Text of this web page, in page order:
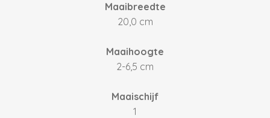
Maaibreedte
20,0 cm
Maaihoogte
2-6,5 cm
Maaischijf
1